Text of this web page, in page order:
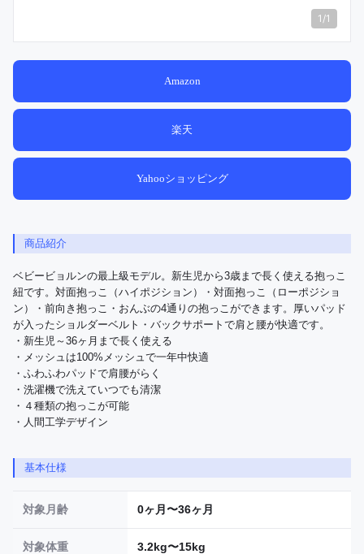
1 /1
Amazon
楽天
Yahooショッピング
商品紹介
ベビービョルンの最上級モデル。新生児から3歳まで長く使える抱っこ
紐です。対面抱っこ（ハイポジション）・対面抱っこ（ローポジショ
ン）・前向き抱っこ・おんぶの4通りの抱っこができます。厚いパッド
が入ったショルダーベルト・バックサポートで肩と腰が快適です。
・新生児～36ヶ月まで長く使える
・メッシュは100%メッシュで一年中快適
・ふわふわパッドで肩腰がらく
・洗濯機で洗えていつでも清潔
・４種類の抱っこが可能
・人間工学デザイン
基本仕様
対象月齢 0ヶ月〜36ヶ月
対象体重 3.2kg〜15kg